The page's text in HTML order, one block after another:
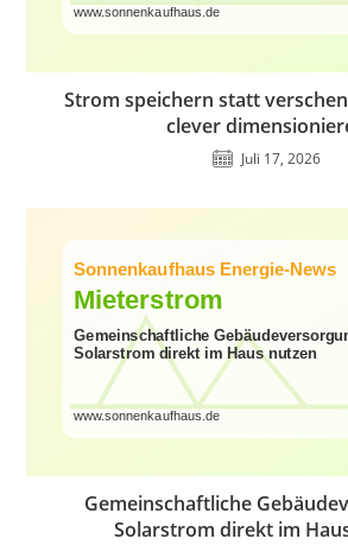
Strom speichern statt
clever
Juli 17, 2026
Gemeinschaftliche
Solarstrom direkt im